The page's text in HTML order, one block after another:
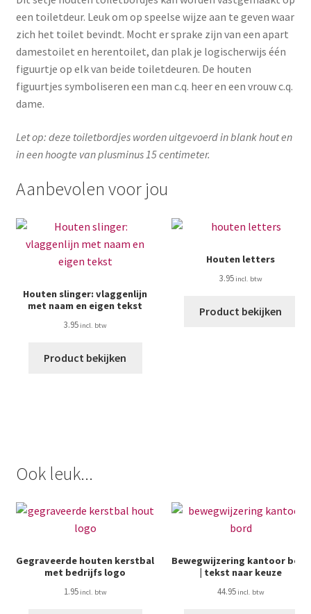
een toiletdeur. Leuk om op speelse wijze aan te geven waar
zich het toilet bevindt. Mocht er sprake zijn van een apart
damestoilet en herentoilet, dan plak je logischerwijs één
figuurtje op elk van beide toiletdeuren. De houten
figuurtjes symboliseren een man c.q. heer en een vrouw c.q.
dame.
Let op: deze toiletbordjes worden uitgevoerd in blank hout en
in een hoogte van plusminus 15 centimeter.
Aanbevolen voor jou
Houten slinger: vlaggenlijn
met naam en eigen tekst
3.95
Product bekijken
Houten letters
3.95
Product bekijken
Ook leuk...
Gegraveerde houten kerstbal
met bedrijfs logo
1.95
Bewegwijzering kantoor bord
| tekst naar keuze
44.95